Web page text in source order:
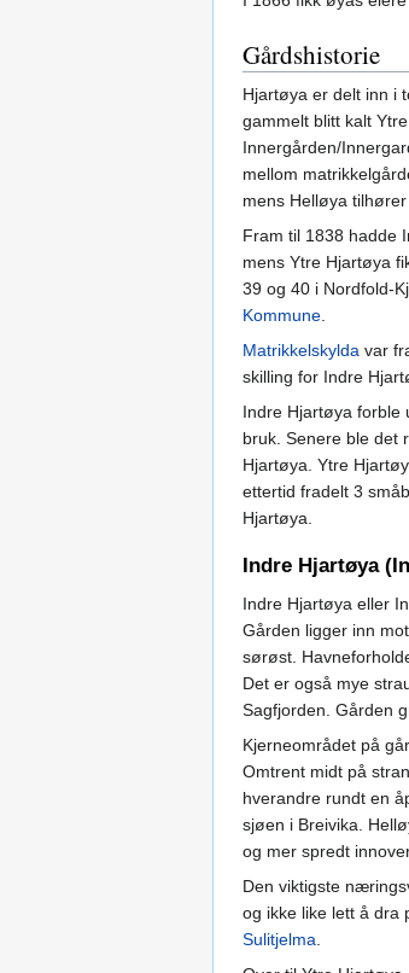
Gårdshistorie
Hjartøya er delt inn i
gammelt blitt kalt
Innergården/
mellom
mens Helløya
Fram til 1838 hadde
mens Ytre Hjartøya
39 og 40 i Nordfold-
Kommune.
Matrikkelskylda var
skilling for Indre
Indre Hjartøya forble
bruk. Senere ble det
Hjartøya. Ytre
ettertid fradelt 3
Hjartøya.
Indre Hjartøya
Indre Hjartøya eller
Gården ligger inn
sørøst.
Det er også mye
Sagfjorden. Gården
Kjerneområdet på
Omtrent midt på
hverandre rundt en
sjøen i Breivika.
og mer spredt
Den viktigste
og ikke like lett å dra
Sulitjelma